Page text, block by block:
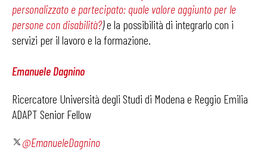
personalizzato e partecipato: quale valore aggiunto per le
persone con disabilità?)e la possibilità di integrarlo con i
servizi per il lavoro e la formazione.
Emanuele Dagnino
Ricercatore Università degli Studi di Modena e Reggio Emilia
ADAPT Senior Fellow
@EmanueleDagnino